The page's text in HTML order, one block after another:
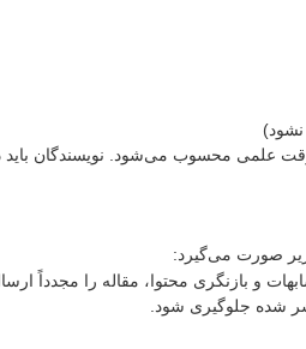
علمی محسوب می‌شود. نویسندگان
زیر صورت می‌گیرد:
و بازنگری محتوا، مقاله را مجدداً
شده جلوگیری شود.